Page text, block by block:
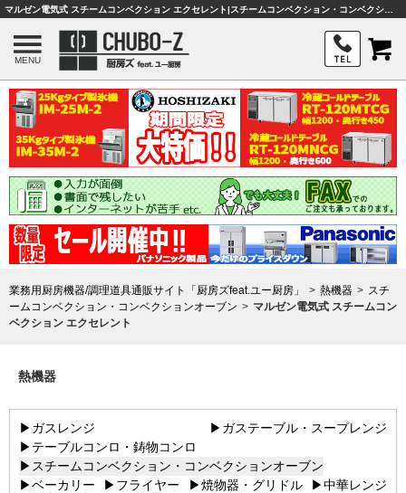
MENU
業務用厨房機器/調理道具通販サイト「厨房ズfeat.ユー厨房」 熱機器
スチ
ームコンベクション・コンベクションオーブン
マルゼン電気式 スチームコン
ベクション エクセレント
熱機器
▶ガスレンジ
▶ガステーブル・スープレンジ
▶テーブルコンロ・鋳物コンロ
▶スチームコンベクション・コンベクションオーブン
▶ベーカリー
▶フライヤー ▶焼物器・グリドル
▶中華レンジ